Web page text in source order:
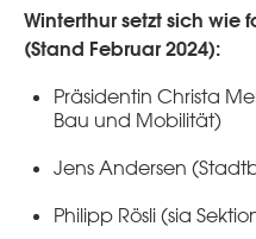
Winterthur setzt sich wie
(Stand Februar 2024):
Präsidentin Christa
Bau und Mobilität)
Jens Andersen
Philipp Rösli (sia